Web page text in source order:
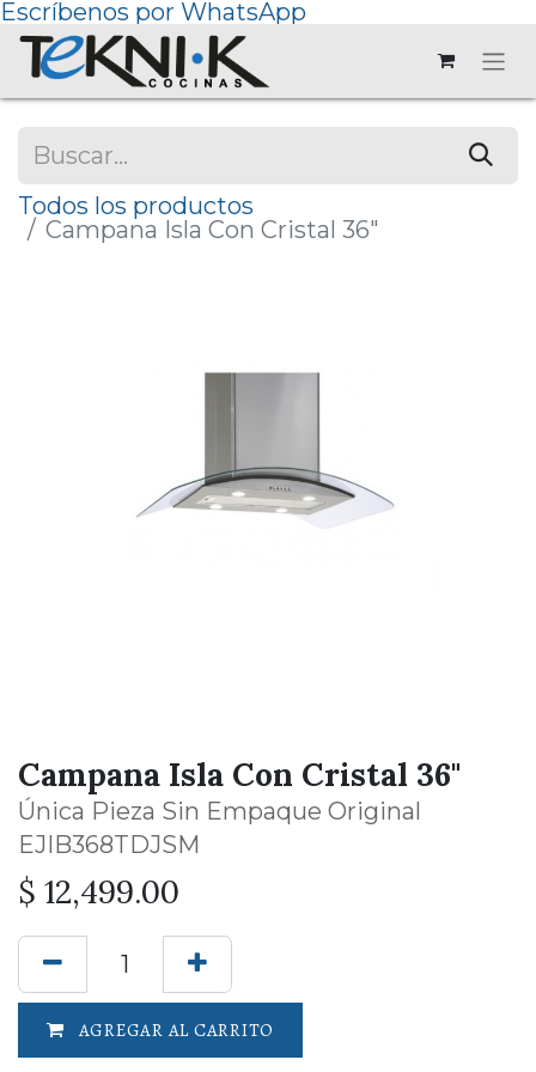
Escríbenos por WhatsApp
Todos los productos
Campana Isla Con Cristal 36"
Campana Isla Con Cristal 36"
Única Pieza Sin Empaque Original
EJIB368TDJSM
$ 12,499.00
AGREGAR AL CARRITO